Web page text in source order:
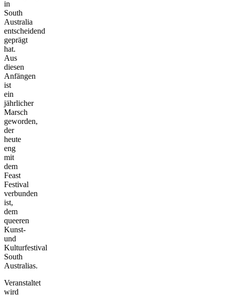
in
South
Australia
entscheidend
geprägt
hat.
Aus
diesen
Anfängen
ist
ein
jährlicher
Marsch
geworden,
der
heute
eng
mit
dem
Feast
Festival
verbunden
ist,
dem
queeren
Kunst-
und
Kulturfestival
South
Australias.
Veranstaltet
wird